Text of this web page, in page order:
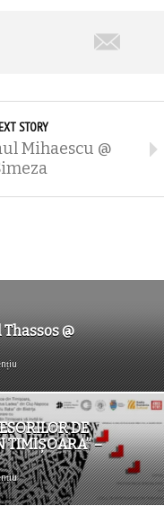
STORY
Mihaescu @
@
DE
TIMIȘOARA” –